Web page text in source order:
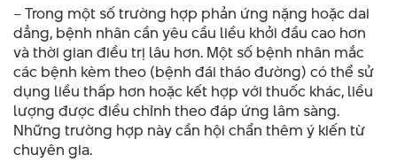
– Trong một số trường hợp phản ứng nặng hoặc dai
dẳng, bệnh nhân cần yêu cầu liều khởi đầu cao hơn
và thời gian điều trị lâu hơn. Một số bệnh nhân mắc
các bệnh kèm theo (bệnh đái tháo đường) có thể sử
dụng liều thấp hơn hoặc kết hợp với thuốc khác, liều
lượng được điều chỉnh theo đáp ứng lâm sàng.
Những trường hợp này cần hội chẩn thêm ý kiến từ
chuyên gia.